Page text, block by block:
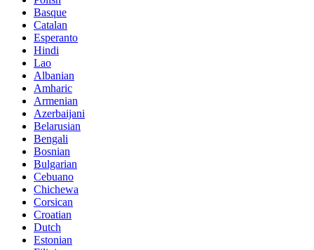
Basque
Catalan
Esperanto
Hindi
Lao
Albanian
Amharic
Armenian
Azerbaijani
Belarusian
Bengali
Bosnian
Bulgarian
Cebuano
Chichewa
Corsican
Croatian
Dutch
Estonian